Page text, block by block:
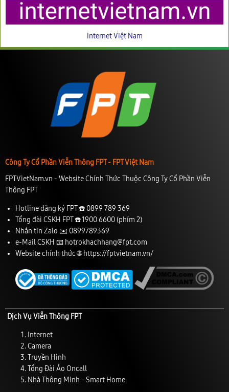
Internet Việt Nam
Công Ty Cổ Phần Viễn Thông FPT - FPT Việt Nam
FPTVietNam.vn - Website Chính Thức Thuộc Công Ty Cổ Phần Viễn
Thông FPT
Hotline đăng ký FPT ☎️ 0899 789 369
Tổng đài CSKH FPT ☎️1900 6600(phím 2)
Nhắn tin Zalo ✉️ 0899789369
e-Mail CSKH 📧 hotrokhachhang@fpt.com
Website chính thức 🌐 https://fptvietnam.vn/
Dịch Vụ Viễn Thông FPT
Internet
Camera
Truyền Hình
Tổng Đài Ảo Oncall
Nhà Thông Minh - Smart Home